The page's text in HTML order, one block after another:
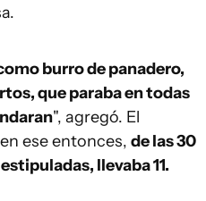
burro de panadero,
que paraba en todas
", agregó. El
ese entonces, de las 30
llevaba 11.